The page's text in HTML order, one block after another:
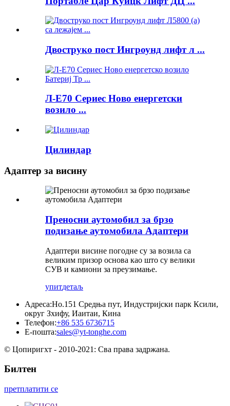
Двоструко пост Ингроунд лифт л ...
Л-Е70 Сериес Ново енергетски
возило ...
Цилиндар
Адаптер за висину
Преносни аутомобил за брзо
подизање аутомобила Адаптери
Адаптери висине погодне су за возила са
великим призор основа као што су велики
СУВ и камиони за преузимање.
упитдетаљ
Адреса:Но.151 Средња пут, Индустријски парк Ксили,
округ Зхифу, Иаитаи, Кина
Телефон:+86 535 6736715
Е-пошта:sales@yt-tonghe.com
© Цопиригхт - 2010-2021: Сва права задржана.
Билтен
претплатити се